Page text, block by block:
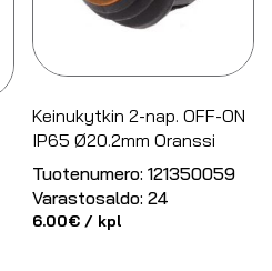
Keinukytkin 2-nap. OFF-ON
IP65 Ø20.2mm Oranssi
Tuotenumero: 121350059
Varastosaldo: 24
6.00€ / kpl